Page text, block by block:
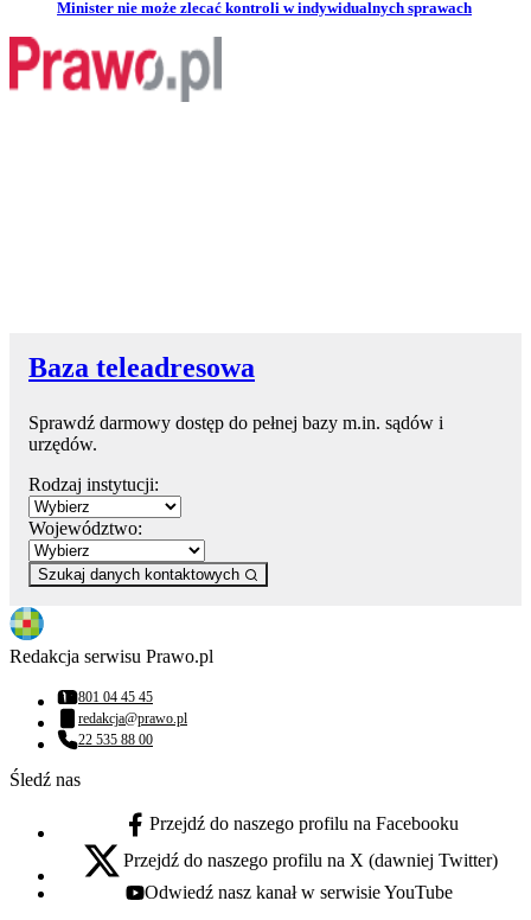
Przejdź do artykułu:
Minister nie może zlecać kontroli w indywidualnych sprawach
Baza teleadresowa
Sprawdź darmowy dostęp do pełnej bazy m.in. sądów i
urzędów.
Rodzaj instytucji:
Województwo:
Szukaj danych kontaktowych
Redakcja serwisu Prawo.pl
Numer telefonu:
801 04 45 45
Adres email:
redakcja@prawo.pl
Numer telefonu:
22 535 88 00
Śledź nas
facebook - otwiera się w nowej karcie
Przejdź do naszego profilu na Facebooku
x - otwiera się w nowej karcie
Przejdź do naszego profilu na X (dawniej Twitter)
youtube - otwiera się w nowej karcie
Odwiedź nasz kanał w serwisie YouTube